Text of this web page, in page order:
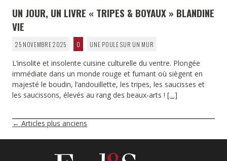
UN JOUR, UN LIVRE « TRIPES & BOYAUX » BLANDINE
VIE
25 NOVEMBRE 2025 0 UNE POULE SUR UN MUR
L’insolite et insolente cuisine culturelle du ventre. Plongée
immédiate dans un monde rouge et fumant où siègent en
majesté le boudin, l’andouillette, les tripes, les saucisses et
les saucissons, élevés au rang des beaux-arts ! […]
NAVIGATION
DES
← Articles plus anciens